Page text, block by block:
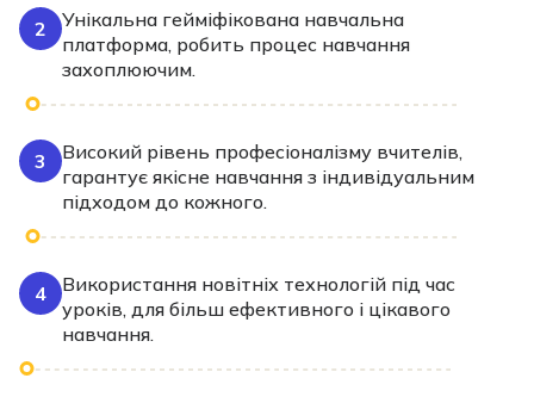
2
Унікальна гейміфікована навчальна
платформа, робить процес навчання
захоплюючим.
3
Високий рівень професіоналізму вчителів,
гарантує якісне навчання з індивідуальним
підходом до кожного.
4
Використання новітніх технологій під час
уроків, для більш ефективного і цікавого
навчання.